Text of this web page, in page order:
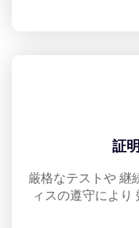
証
厳格なテストや 継
ィスの遵守により